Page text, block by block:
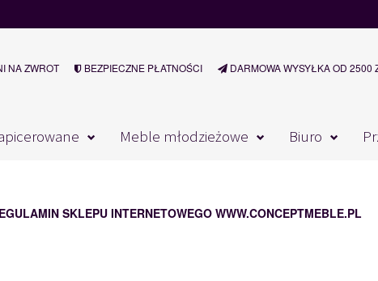
NA ZWROT BEZPIECZNE PŁATNOŚCI DARMOWA WYSYŁKA OD 2500
Meble młodzieżowe Biuro
SKLEPU INTERNETOWEGO WWW.CONCEPTMEBLE.PL